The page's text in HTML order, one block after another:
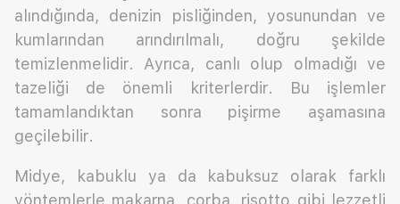
alındığında, denizin pisliğinden, yosunundan ve
kumlarından arındırılmalı, doğru şekilde
temizlenmelidir. Ayrıca, canlı olup olmadığı ve
tazeliği de önemli kriterlerdir. Bu işlemler
tamamlandıktan sonra pişirme aşamasına
geçilebilir.
Midye, kabuklu ya da kabuksuz olarak farklı
yöntemlerle makarna, çorba, risotto gibi lezzetli